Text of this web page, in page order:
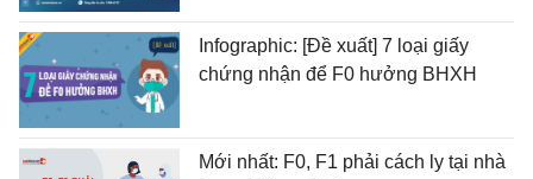
Infographic: [Đề xuất] 7 loại giấy
chứng nhận để F0 hưởng BHXH
Mới nhất: F0, F1 phải cách ly tại nhà